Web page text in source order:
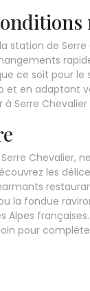
station de
ce soit pour le
et en adaptant
Serre
Chevalier,
les
la fondue
françaises.
pour